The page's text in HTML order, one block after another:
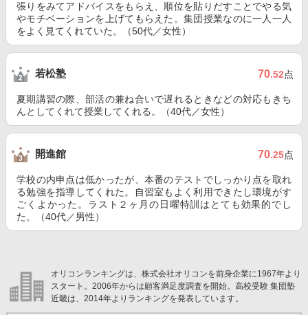
張りをみてアドバイスをもらえ、順位を貼りだすことでやる気
やモチベーションを上げてもらえた。集団授業なのに一人一人
をよく見てくれていた。（50代／女性）
若松塾 70.52点
夏期講習の際、部活の兼ね合いで遅れるときなどの対応もきち
んとしてくれて授業してくれる。（40代／女性）
開進館 70.25点
学校の内申点は低かったが、本番のテストでしっかり点を取れ
る勉強を指導してくれた。自習室もよく利用できたし環境がす
ごくよかった。ラスト２ヶ月の日曜特訓はとても効果的でし
た。（40代／男性）
オリコンランキングは、株式会社オリコンを前身企業に1967年より
スタート。2006年からは顧客満足度調査を開始。高校受験 集団塾
近畿は、2014年よりランキングを発表しています。